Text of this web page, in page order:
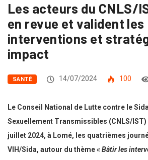
Les acteurs du CNLS/
en revue et valident les
interventions et
impact
SANTÉ 14/07/2024 100
Le Conseil National de Lutte contre le
Sexuellement Transmissibles (CNLS/IST)
juillet 2024, à Lomé, les quatrièmes
VIH/Sida, autour du thème «Bâtir les